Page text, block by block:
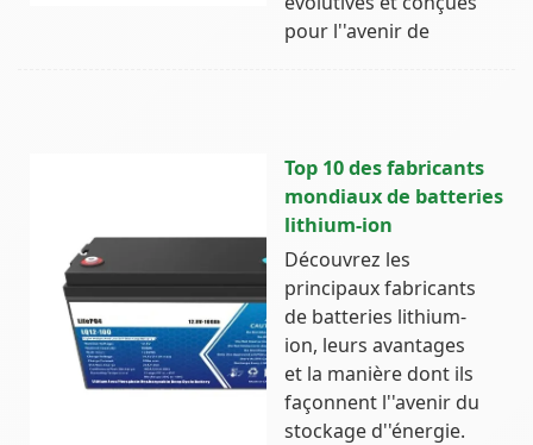
pour l''avenir de
Top 10 des fabricants
mondiaux de batteries
lithium-ion
Découvrez les
principaux fabricants
de batteries lithium-
ion, leurs avantages
et la manière dont ils
façonnent l''avenir du
stockage d''énergie.